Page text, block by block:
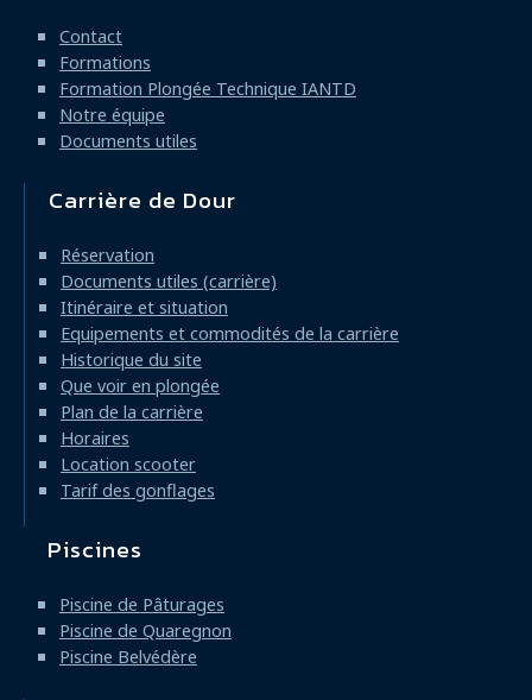
principale
Contact
Formations
Formation Plongée Technique IANTD
Notre équipe
Documents utiles
Carrière de Dour
Réservation
Documents utiles (carrière)
Itinéraire et situation
Equipements et commodités de la carrière
Historique du site
Que voir en plongée
Plan de la carrière
Horaires
Location scooter
Tarif des gonflages
Piscines
Piscine de Pâturages
Piscine de Quaregnon
Piscine Belvédère